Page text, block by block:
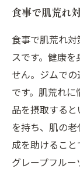
食事で肌荒れ
食事で肌荒れ
スです。健康
せん。ジムで
です。肌荒れ
品を摂取する
を持ち、肌の
成を助けること
グレープフル